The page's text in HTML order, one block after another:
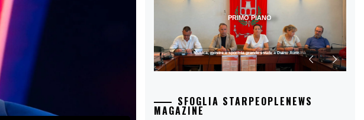
Musica, mostre e sport: la grande estate a Duino Aurisina
PRIMO PIANO
SFOGLIA STARPEOPLENEWS
MAGAZINE